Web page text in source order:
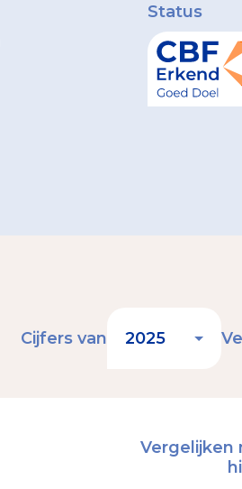
Status
Cijfers van
Vergelijken